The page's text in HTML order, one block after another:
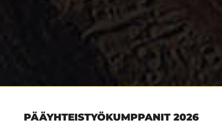
PÄÄYHTEISTYÖKUMPPANIT 2026